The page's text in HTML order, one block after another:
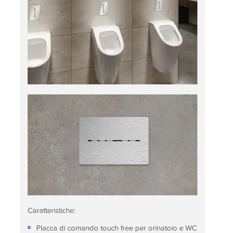
Caratteristiche:
Placca di comando touch free per orinatoio e WC